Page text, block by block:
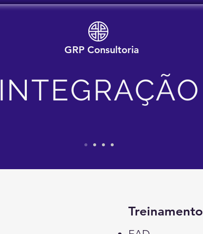
GRP Consultoria
INTEGRAÇÃO
Treinamento